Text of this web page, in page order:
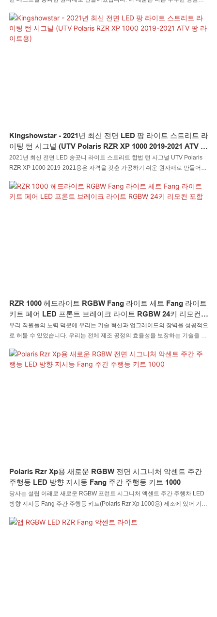
인이 매우 강조됩니다.
Kingshowstar - 2021년 최신 전면 LED 팡 라이트 스트리트 라
이팅 턴 시그널 (UTV Polaris RZR XP 1000 2019-2021 ATV 팡
라이트용)
2021년 최신 전면 LED 송곳니 라이트 스트리트 합법 턴 시그널 UTV Polaris
RZR XP 1000 2019-2021용은 자격을 갖춘 가공하기 쉬운 원자재로 만들어졌
정적이고 내구성이 뛰어납니다. 이는 모든 완벽함의 완벽한 조합이며 고객에게
혜택을 창출할 것입니다.
RZR 1000 헤드라이트 RGBW Fang 라이트 세트 Fang 라이트
키트 페어 LED 프론트 브레이크 라이트 RGBW 24키 리모컨
포함
우리 직원들의 노력 덕분에 우리는 기술 혁신과 업그레이드의 장벽을 성공적으
로 허물 수 있었습니다. 우리는 전체 제조 공정의 효율성을 보장하는 기술을 습
LED 록 조명, LED 휘핑 조명, LED 휠 조명, LED 헤드라이트, LED 오토바이 조
명, LED 보트 조명, LED 와이어 커넥터, LED 컨트롤러 분야에서 널리 사용되
Polaris Rzr Xp용 새로운 RGBW 전면 시그니처 악센트 주간
주행등 LED 방향 지시등 Fang 주간 주행등 키트 1000
당사는 설립 이래로 새로운 RGBW 프런트 시그니처 액센트 주간 주행차 LED
방향 지시등 Fang 주간 주행등 키트(Polaris Rzr Xp 1000용) 제조에 있어 기술
도에 적합합니다.